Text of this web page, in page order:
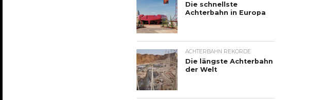
Die schnellste
Achterbahn in Europa
ACHTERBAHN REKORDE
Die längste Achterbahn
der Welt